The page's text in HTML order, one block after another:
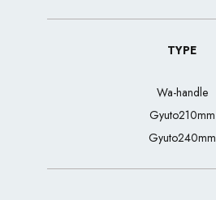
TYPE
Wa-handle
Gyuto210mm
Gyuto240mm